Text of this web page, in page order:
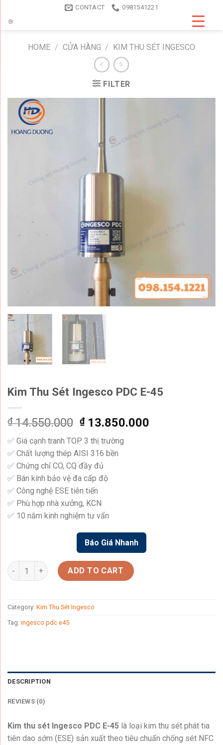
CONTACT 0981541221
HOME / CỬA HÀNG / KIM THU SÉT INGESCO
FILTER
Kim Thu Sét Ingesco PDC E-45
₫14.550.000 Original
price
was:
₫ 14.550.000.
₫13.850.000
✅ Giá cạnh tranh TOP 3 thị trường
✅ Chất lượng thép AISI 316 bền
✅ Chứng chỉ CO, CQ đầy đủ
✅ Bán kính bảo vệ đa cấp độ
✅ Công nghệ ESE tiên tiến
✅ Phù hợp nhà xưởng, KCN
✅ 10 năm kinh nghiệm tư vấn
Báo Giá Nhanh
Kim Thu Sét Ingesco PDC E-45 quantity
ADD TO CART
Category: Kim Thu Sét Ingesco
Tag: ingesco pdc e45
DESCRIPTION
REVIEWS (0)
Kim thu sét Ingesco PDC E-45 là loại kim thu sét phát tia
tiên dao sớm (ESE) sản xuất theo tiêu chuẩn chống sét NFC